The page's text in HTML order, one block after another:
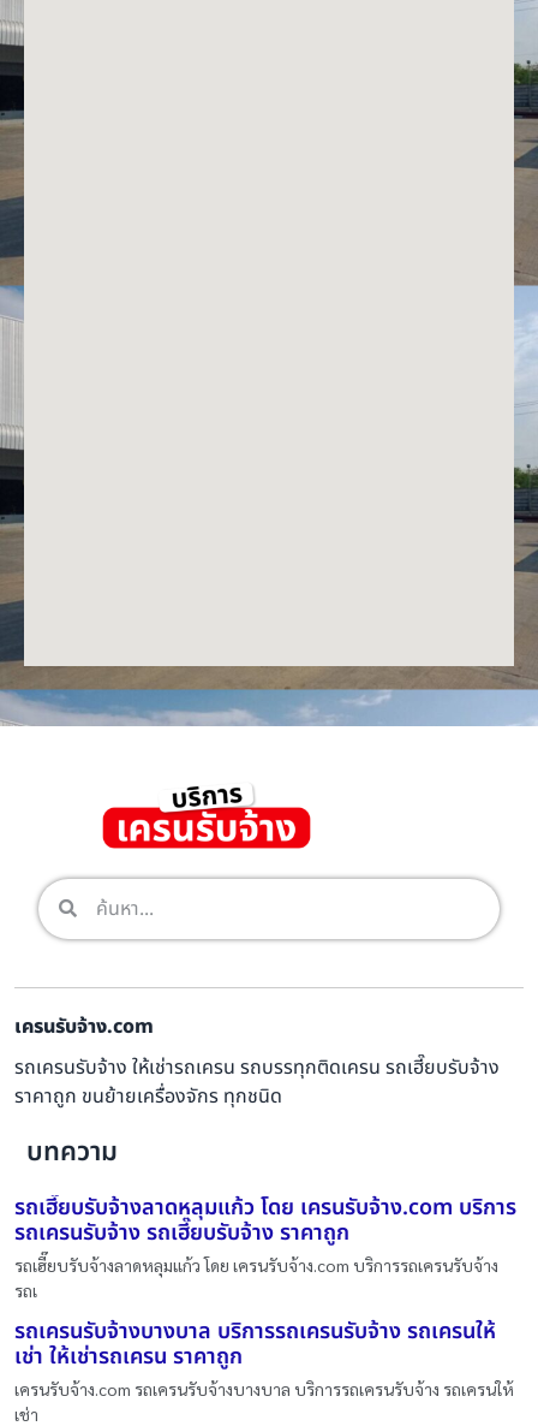
เครนรับจ้าง.com
รถเครนรับจ้าง ให้เช่ารถเครน รถบรรทุกติดเครน รถเฮี๊ยบรับจ้าง
ราคาถูก ขนย้ายเครื่องจักร ทุกชนิด
บทความ
รถเฮี๊ยบรับจ้างลาดหลุมแก้ว โดย เครนรับจ้าง.com บริการ
รถเครนรับจ้าง รถเฮี๊ยบรับจ้าง ราคาถูก
รถเฮี๊ยบรับจ้างลาดหลุมแก้ว โดย เครนรับจ้าง.com บริการรถเครนรับจ้าง
รถเ
รถเครนรับจ้างบางบาล บริการรถเครนรับจ้าง รถเครนให้
เช่า ให้เช่ารถเครน ราคาถูก
เครนรับจ้าง.com รถเครนรับจ้างบางบาล บริการรถเครนรับจ้าง รถเครนให้
เช่า